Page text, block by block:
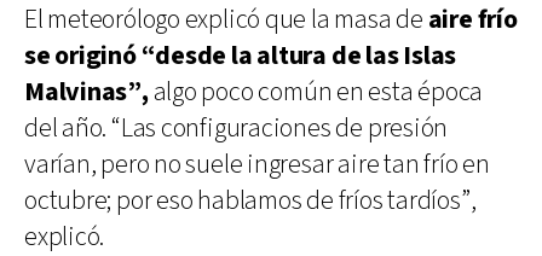
El meteorólogo explicó que la masa de aire frío
se originó “desde la altura de las Islas
Malvinas”,algo poco común en esta época
del año. “Las configuraciones de presión
varían, pero no suele ingresar aire tan frío en
octubre; por eso hablamos de fríos tardíos”,
explicó.